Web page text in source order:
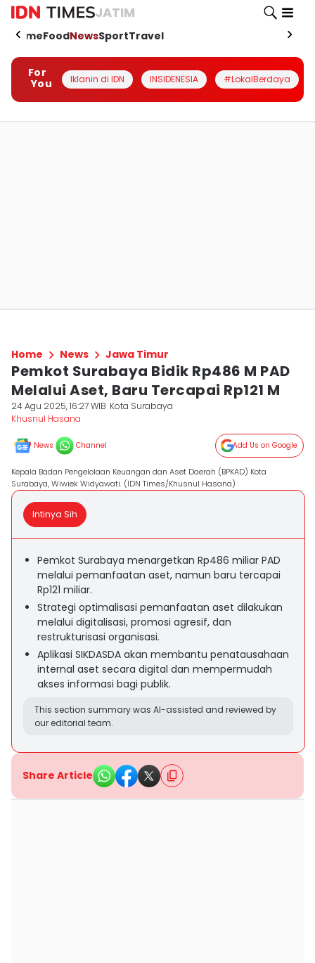
JATIM
HomeFoodNewsSportTravel
For
You
Iklanin di IDN INSIDENESIA #LokalBerdaya
Home News Jawa Timur
Pemkot Surabaya Bidik Rp486 M PAD
Melalui Aset, Baru Tercapai Rp121 M
24 Agu 2025, 16:27 WIB Kota Surabaya
Khusnul Hasana
News Channel Add Us on Google
Kepala Badan Pengelolaan Keuangan dan Aset Daerah (BPKAD) Kota
Surabaya, Wiwiek Widyawati. (IDN Times/Khusnul Hasana)
Intinya Sih
Pemkot Surabaya menargetkan Rp486 miliar PAD
melalui pemanfaatan aset, namun baru tercapai
Rp121 miliar.
Strategi optimalisasi pemanfaatan aset dilakukan
melalui digitalisasi, promosi agresif, dan
restrukturisasi organisasi.
Aplikasi SIKDASDA akan membantu penatausahaan
internal aset secara digital dan mempermudah
akses informasi bagi publik.
This section summary was AI-assisted and reviewed by
our editorial team.
Share Article